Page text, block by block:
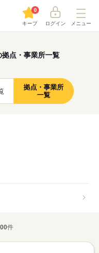
キープ
0
ログイン メニュー
点・事業所一覧
拠点・事業所
一覧
件